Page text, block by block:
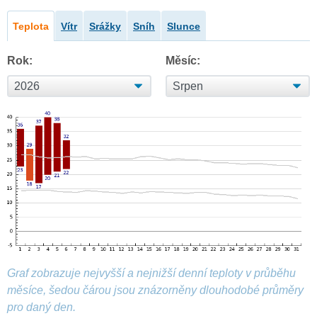
Teplota Vítr Srážky Sníh Slunce
Rok: Měsíc:
Graf zobrazuje nejvyšší a nejnižší denní teploty v průběhu
měsíce, šedou čárou jsou znázorněny dlouhodobé průměry
pro daný den.